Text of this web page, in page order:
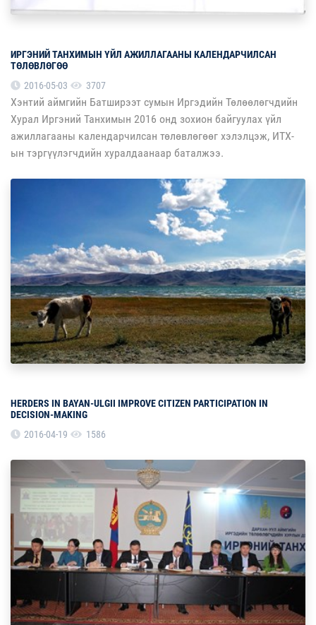
ИРГЭНИЙ ТАНХИМЫН ҮЙЛ АЖИЛЛАГААНЫ КАЛЕНДАРЧИЛСАН
ТӨЛӨВЛӨГӨӨ
2016-05-03
3707
Хэнтий аймгийн Батширээт сумын Иргэдийн Төлөөлөгчдийн
Хурал Иргэний Танхимын 2016 онд зохион байгуулах үйл
ажиллагааны календарчилсан төлөвлөгөөг хэлэлцэж, ИТХ-
ын тэргүүлэгчдийн хуралдаанаар баталжээ.
HERDERS IN BAYAN-ULGII IMPROVE CITIZEN PARTICIPATION IN
DECISION-MAKING
2016-04-19
1586